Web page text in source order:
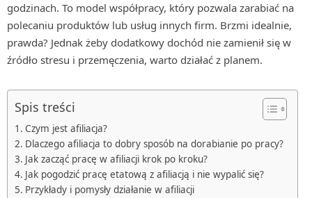
godzinach. To model współpracy, który pozwala zarabiać na
polecaniu produktów lub usług innych firm. Brzmi idealnie,
prawda? Jednak żeby dodatkowy dochód nie zamienił się w
źródło stresu i przemęczenia, warto działać z planem.
Spis treści
Czym jest afiliacja?
Dlaczego afiliacja to dobry sposób na dorabianie po pracy?
Jak zacząć pracę w afiliacji krok po kroku?
Jak pogodzić pracę etatową z afiliacją i nie wypalić się?
Przykłady i pomysły działanie w afiliacji